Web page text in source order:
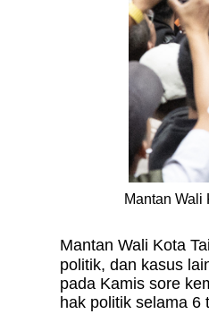
Mantan Wali
Mantan Wali Kota
politik, dan kasus
pada Kamis sore
hak politik selama 6